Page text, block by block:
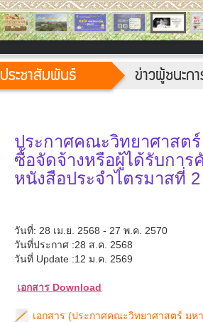
ประชาสัมพันธ์ ข่าวผู้ชนะก
ประกาศคณะวิทยาศาสตร์
ซื้อจัดจ้างหรือผู้ได้รับกา
หนังสือประจำไตรมาสที่
วันที่: 28 เม.ย. 2568 - 27 พ.ค. 2570
วันที่ประกาศ :28 ส.ค. 2568
วันที่ Update :12 ม.ค. 2569
เอกสาร Download
เอกสาร (ประกาศคณะวิทยาศาสตร์ มห